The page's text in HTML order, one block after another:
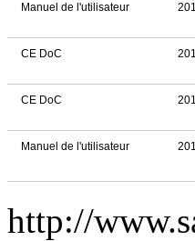
Manuel de l'utilisateur
CE DoC
CE DoC
Manuel de l'utilisateur
http://